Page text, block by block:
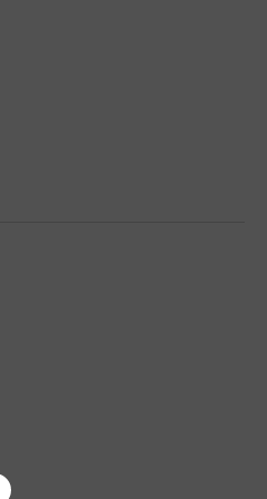
Twitter